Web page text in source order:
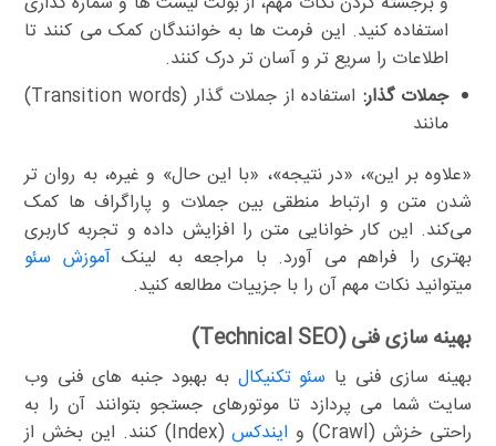
استفاده کنید. این فرمت ها به خوانندگان کمک می کنند تا
اطلاعات را سریع تر و آسان تر درک کنند.
جملات گذار:
استفاده از جملات گذار (Transition words)
مانند
«علاوه بر این»، «در نتیجه»، «با این حال» و غیره، به روان تر
شدن متن و ارتباط منطقی بین جملات و پاراگراف ها کمک
می‌کند. این کار خوانایی متن را افزایش داده و تجربه کاربری
بهتری را فراهم می آورد. با مراجعه به لینکآموزش سئو
میتوانید نکات مهم آن را با جزییات مطالعه کنید.
بهینه سازی فنی (Technical SEO)
بهینه سازی فنی یا سئو تکنیکال به بهبود جنبه های فنی وب
سایت شما می پردازد تا موتورهای جستجو بتوانند آن را به
راحتی خزش (Crawl) و
ایندکس(Index) کنند. این بخش از